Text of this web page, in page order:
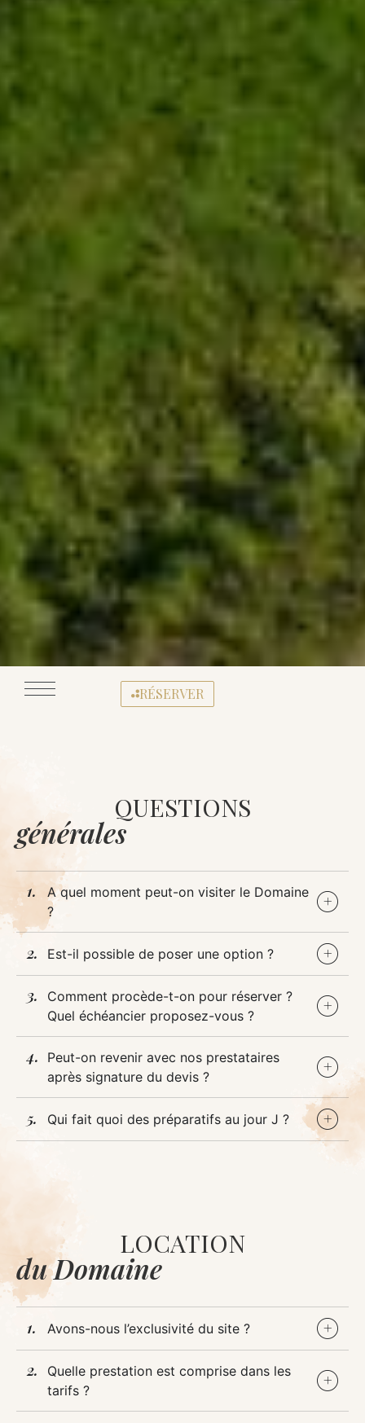
RÉSERVER
QUESTIONS
générales
A quel moment peut-on visiter le Domaine
?
Est-il possible de poser une option ?
Comment procède-t-on pour réserver ?
Quel échéancier proposez-vous ?
Peut-on revenir avec nos prestataires
après signature du devis ?
Qui fait quoi des préparatifs au jour J ?
LOCATION
du Domaine
Avons-nous l’exclusivité du site ?
Quelle prestation est comprise dans les
tarifs ?